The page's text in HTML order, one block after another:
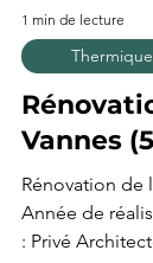
1 min de lecture
Thermique